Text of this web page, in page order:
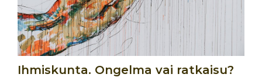
Ihmiskunta. Ongelma vai ratkaisu?